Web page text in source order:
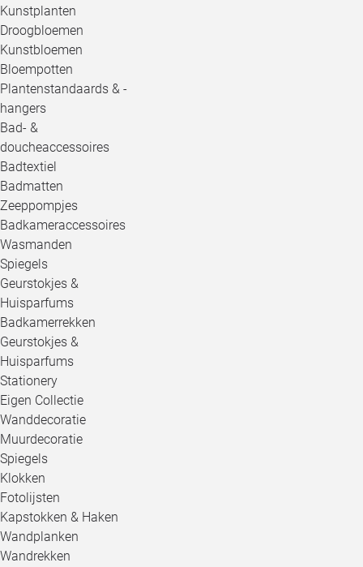
Kunstplanten
Droogbloemen
Kunstbloemen
Bloempotten
Plantenstandaards & -
hangers
Bad- &
doucheaccessoires
Badtextiel
Badmatten
Zeeppompjes
Badkameraccessoires
Wasmanden
Spiegels
Geurstokjes &
Huisparfums
Badkamerrekken
Geurstokjes &
Huisparfums
Stationery
Eigen Collectie
Wanddecoratie
Muurdecoratie
Spiegels
Klokken
Fotolijsten
Kapstokken & Haken
Wandplanken
Wandrekken